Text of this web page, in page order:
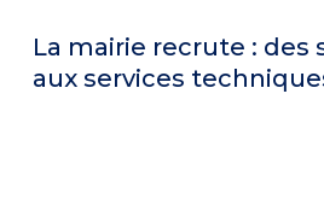
La mairie recrute : des
aux services